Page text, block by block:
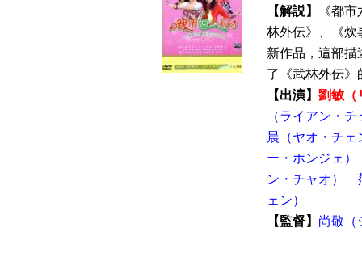
【解説】
《都
林外伝》、《炊
新作品，這部描
了《武林外伝》
【出演】 劉敏（
（ライアン・
晨（ヤオ・チェ
ー・ホンジェ）
ン・チャオ）
ェン）
【監督】 尚敬（